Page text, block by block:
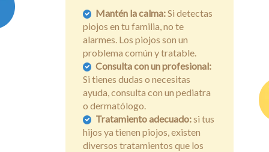
Mantén la calma:Si detectas
piojos en tu familia, no te
alarmes. Los piojos son un
problema común y tratable.
Consulta con un profesional:
Si tienes dudas o necesitas
ayuda, consulta con un pediatra
o dermatólogo.
Tratamiento adecuado:si tus
hijos ya tienen piojos, existen
diversos tratamientos que los